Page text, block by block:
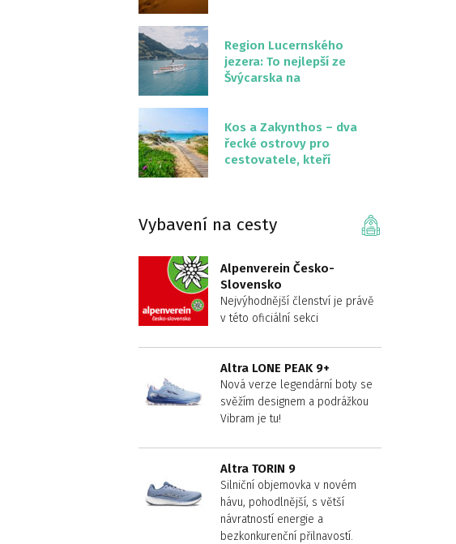
Region Lucernského
jezera: To nejlepší ze
Švýcarska na
Kos a Zakynthos – dva
řecké ostrovy pro
cestovatele, kteří
Vybavení na cesty
Alpenverein Česko-
Slovensko
Nejvýhodnější členství je právě
v této oficiální sekci
Altra LONE PEAK 9+
Nová verze legendární boty se
svěžím designem a podrážkou
Vibram je tu!
Altra TORIN 9
Silniční objemovka v novém
hávu, pohodlnější, s větší
návratností energie a
bezkonkurenční přilnavostí.